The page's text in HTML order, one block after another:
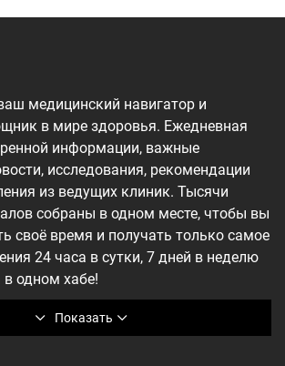
Показать
медицинский навигатор и
в мире здоровья. Ежедневная
информации, важные
исследования, рекомендации
из ведущих клиник. Тысячи
собраны в одном месте, чтобы вы
своё время и получать только самое
24 часа в сутки, 7 дней в неделю
одном хабе!